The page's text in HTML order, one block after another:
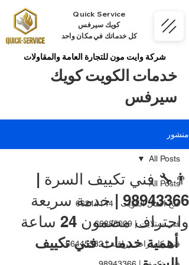
Quick Service
كويك سيرفس
كل خدماتك في مكان واحد
شركة وايت مون للتجارة العامة والمقاولات
خدمات الكويت كويك
سيرفس
منشور
All Posts
فتح اقفال الكويت | 66214144
فني ستلايت | 66885009
فني كاميرات مراقبة | 66445532
All Posts
👨‍🔧 فني تكييف السرة |
98943366 | خدمة سريعة
واحتراف مضمون 24 ساعة
أهمية خدمات فني تكييف